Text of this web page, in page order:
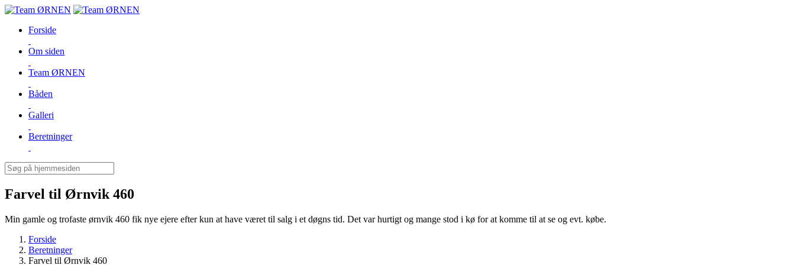
Forside
Om siden
Team ØRNEN
Båden
Galleri
Beretninger
Farvel til Ørnvik 460
Min gamle og trofaste ørnvik 460 fik nye ejere efter kun at have været til salg i et døgns tid. Det var hurtigt og mange stod i kø for at komme til at se og evt. købe.
Forside
Beretninger
Farvel til Ørnvik 460